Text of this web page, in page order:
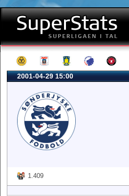
2001-04-29 15:00
1.409